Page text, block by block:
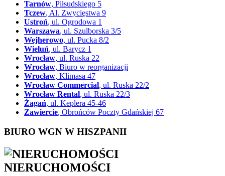
Tarnów, Piłsudskiego 5
Tczew, Al. Zwycięstwa 9
Ustroń, ul. Ogrodowa 1
Warszawa, ul. Szulborska 3/5
Wejherowo, ul. Pucka 8/2
Wieluń, ul. Barycz 1
Wrocław, ul. Ruska 22
Wrocław, Biuro w reorganizacji
Wrocław, Klimasa 47
Wrocław Commercial, ul. Ruska 22/2
Wrocław Rental, ul. Ruska 22/3
Żagań, ul. Keplera 45-46
Zawiercie, Obrońców Poczty Gdańskiej 67
BIURO WGN W HISZPANII
NIERUCHOMOŚCI